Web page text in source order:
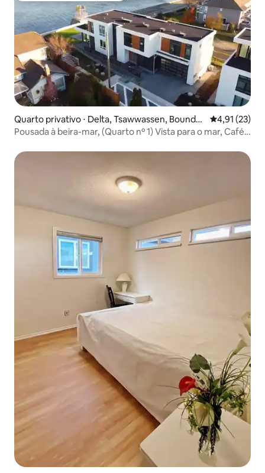
Quarto privativo ⋅ Delta, Tsawwassen, Boundar
y Bay
4,91 de uma
4,91 (23)
Pousada à beira-mar, (Quarto nº 1) Vista para o mar, Café